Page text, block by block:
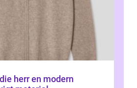
en modern